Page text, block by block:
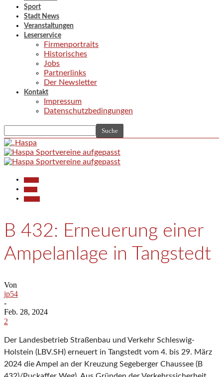
Sport
Stadt News
Veranstaltungen
Leserservice
Firmenportraits
Historisches
Jobs
Partnerlinks
Der Newsletter
Kontakt
Impressum
Datenschutzbedingungen
B 432: Erneuerung einer
Ampelanlage in Tangstedt
Von
jp54
-
Feb. 28, 2024
2
Der Landesbetrieb Straßenbau und Verkehr Schleswig-
Holstein (LBV.SH) erneuert in Tangstedt vom 4. bis 29. März
2024 die Ampel an der Kreuzung Segeberger Chaussee (B